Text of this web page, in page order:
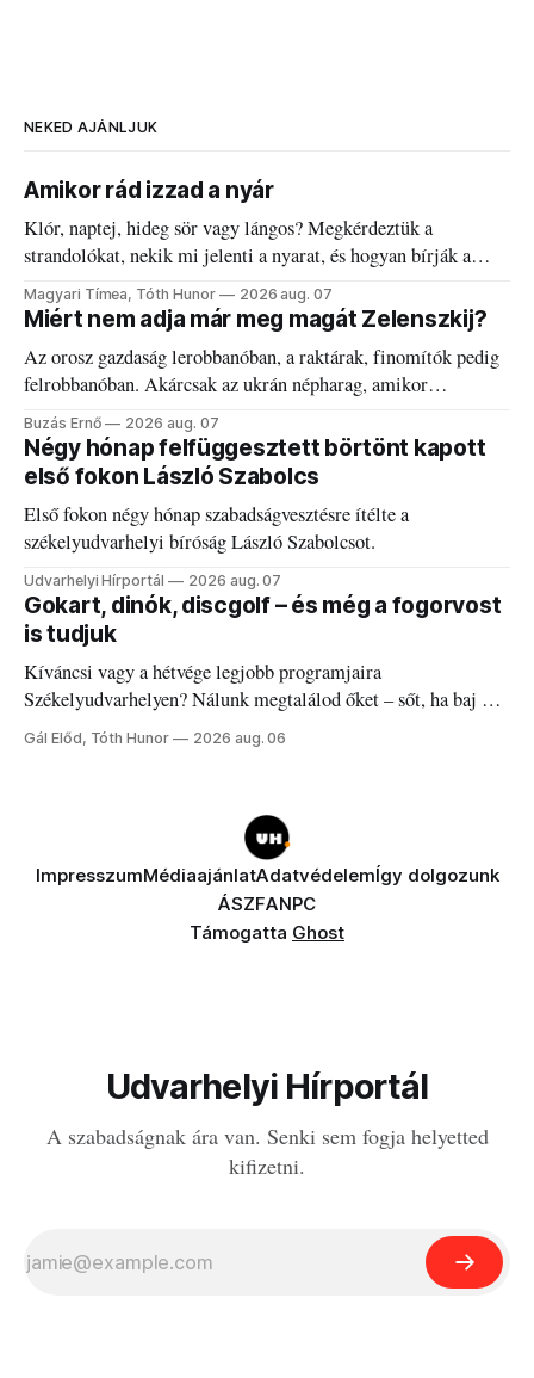
NEKED AJÁNLJUK
Amikor rád izzad a nyár
Klór, naptej, hideg sör vagy lángos? Megkérdeztük a
strandolókat, nekik mi jelenti a nyarat, és hogyan bírják a
kánikulát.
Magyari Tímea, Tóth Hunor 2026 aug. 07
Miért nem adja már meg magát Zelenszkij?
Az orosz gazdaság lerobbanóban, a raktárak, finomítók pedig
felrobbanóban. Akárcsak az ukrán népharag, amikor
elégedetlen vezetőivel.
Buzás Ernő 2026 aug. 07
Négy hónap felfüggesztett börtönt kapott
első fokon László Szabolcs
Első fokon négy hónap szabadságvesztésre ítélte a
székelyudvarhelyi bíróság László Szabolcsot.
Udvarhelyi Hírportál 2026 aug. 07
Gokart, dinók, discgolf – és még a fogorvost
is tudjuk
Kíváncsi vagy a hétvége legjobb programjaira
Székelyudvarhelyen? Nálunk megtalálod őket – sőt, ha baj van
a fogaddal, a fogorvosi ügyeletet is!
Gál Előd, Tóth Hunor 2026 aug. 06
ImpresszumMédiaajánlatAdatvédelemÍgy dolgozunk
ÁSZFANPC
Támogatta Ghost
Udvarhelyi Hírportál
A szabadságnak ára van. Senki sem fogja helyetted
kifizetni.